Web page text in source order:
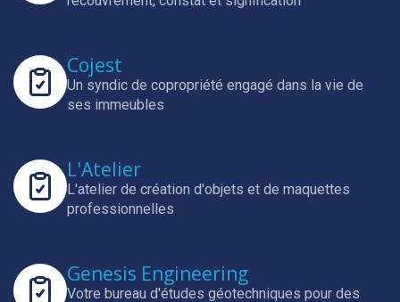
Cojest
Un syndic de copropriété engagé dans la vie de
ses immeubles
L'Atelier
L'atelier de création d'objets et de maquettes
professionnelles
Genesis Engineering
Votre bureau d'études géotechniques pour des